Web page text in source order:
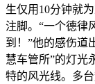
生仅用10分钟就
注脚。“一个德律
到！”他的感伤道
慧车管所”的灯光
特的风光线。多